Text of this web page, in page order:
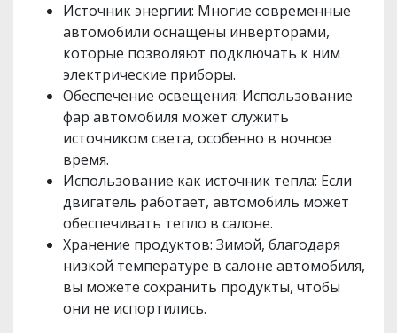
Источник энергии: Многие современные
автомобили оснащены инверторами,
которые позволяют подключать к ним
электрические приборы.
Обеспечение освещения: Использование
фар автомобиля может служить
источником света, особенно в ночное
время.
Использование как источник тепла: Если
двигатель работает, автомобиль может
обеспечивать тепло в салоне.
Хранение продуктов: Зимой, благодаря
низкой температуре в салоне автомобиля,
вы можете сохранить продукты, чтобы
они не испортились.